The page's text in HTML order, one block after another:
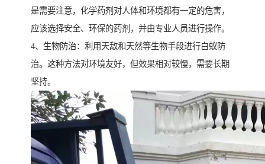
是需要注意，化学药剂对人体和环境都有一定的危害，
应该选择安全、环保的药剂，并由专业人员进行操作。
4、生物防治：利用天敌和天然等生物手段进行白蚁防
治。这种方法对环境友好，但效果相对较慢，需要长期
坚持。